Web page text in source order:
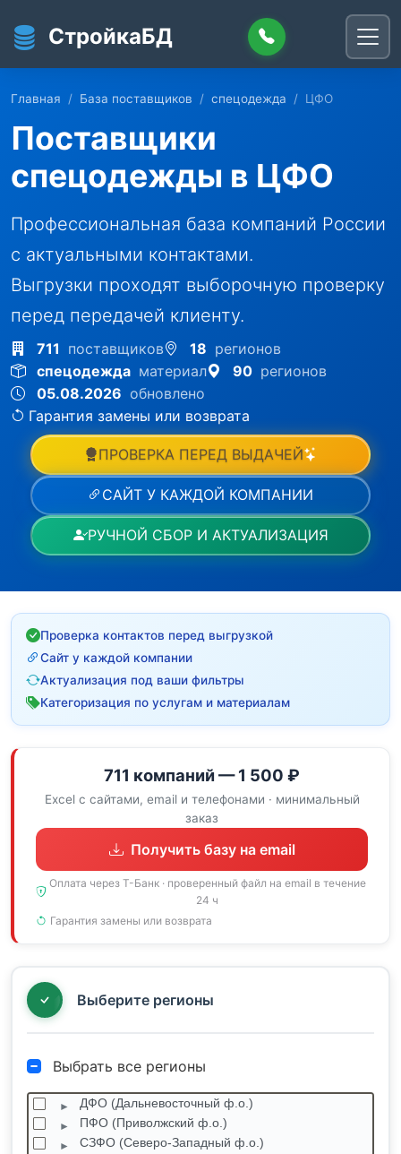
СтройкаБД
Главная База поставщиков спецодежда ЦФО
Поставщики
спецодежды в ЦФО
Профессиональная база компаний России
с актуальными контактами.
Выгрузки проходят выборочную проверку
перед передачей клиенту.
711 поставщиков 18 регионов
спецодежда материал 90 регионов
05.08.2026 обновлено
Гарантия замены или возврата
ПРОВЕРКА ПЕРЕД ВЫДАЧЕЙ
САЙТ У КАЖДОЙ КОМПАНИИ
РУЧНОЙ СБОР И АКТУАЛИЗАЦИЯ
Проверка контактов перед выгрузкой
Сайт у каждой компании
Актуализация под ваши фильтры
Категоризация по услугам и материалам
711 компаний — 1 500 ₽
Excel с сайтами, email и телефонами · минимальный
заказ
Получить базу на email
Оплата через Т-Банк · проверенный файл на email в течение
24 ч
Гарантия замены или возврата
Выберите регионы
Выбрать все регионы
ДФО (Дальневосточный ф.о.)
ПФО (Приволжский ф.о.)
СЗФО (Северо-Западный ф.о.)